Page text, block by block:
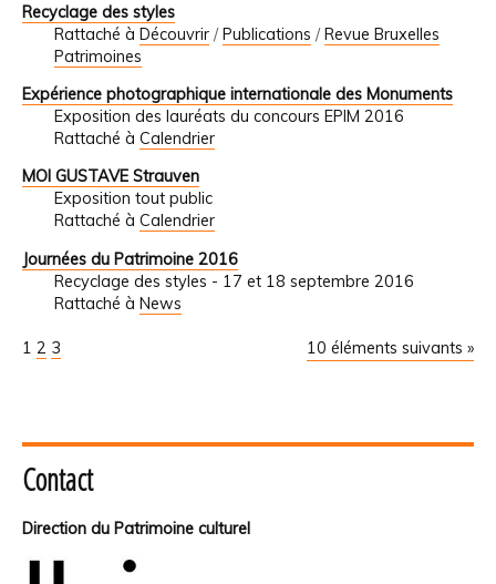
Recyclage des styles
Rattaché à Découvrir /Publications /Revue Bruxelles
Patrimoines
Expérience photographique internationale des Monuments
Exposition des lauréats du concours EPIM 2016
Rattaché à Calendrier
MOI GUSTAVE Strauven
Exposition tout public
Rattaché à Calendrier
Journées du Patrimoine 2016
Recyclage des styles - 17 et 18 septembre 2016
Rattaché à News
10 éléments suivants »
1 2 3
Contact
Direction du Patrimoine culturel